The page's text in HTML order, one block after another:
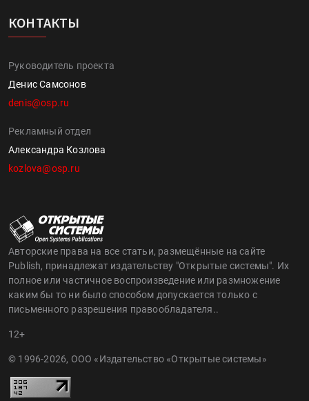
КОНТАКТЫ
Руководитель проекта
Денис Самсонов
denis@osp.ru
Рекламный отдел
Александра Козлова
kozlova@osp.ru
Авторские права на все статьи, размещённые на сайте
Publish, принадлежат издательству "Открытые системы". Их
полное или частичное воспроизведение или размножение
каким бы то ни было способом допускается только с
письменного разрешения правообладателя..
12+
© 1996-2026, ООО «Издательство «Открытые системы»